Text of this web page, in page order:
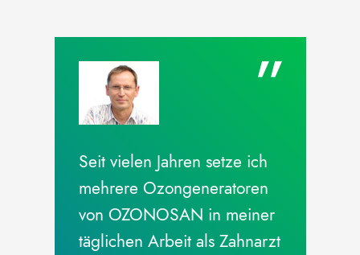
Seit vielen Jahren setze ich
mehrere Ozongeneratoren
von OZONOSAN in meiner
täglichen Arbeit als Zahnarzt